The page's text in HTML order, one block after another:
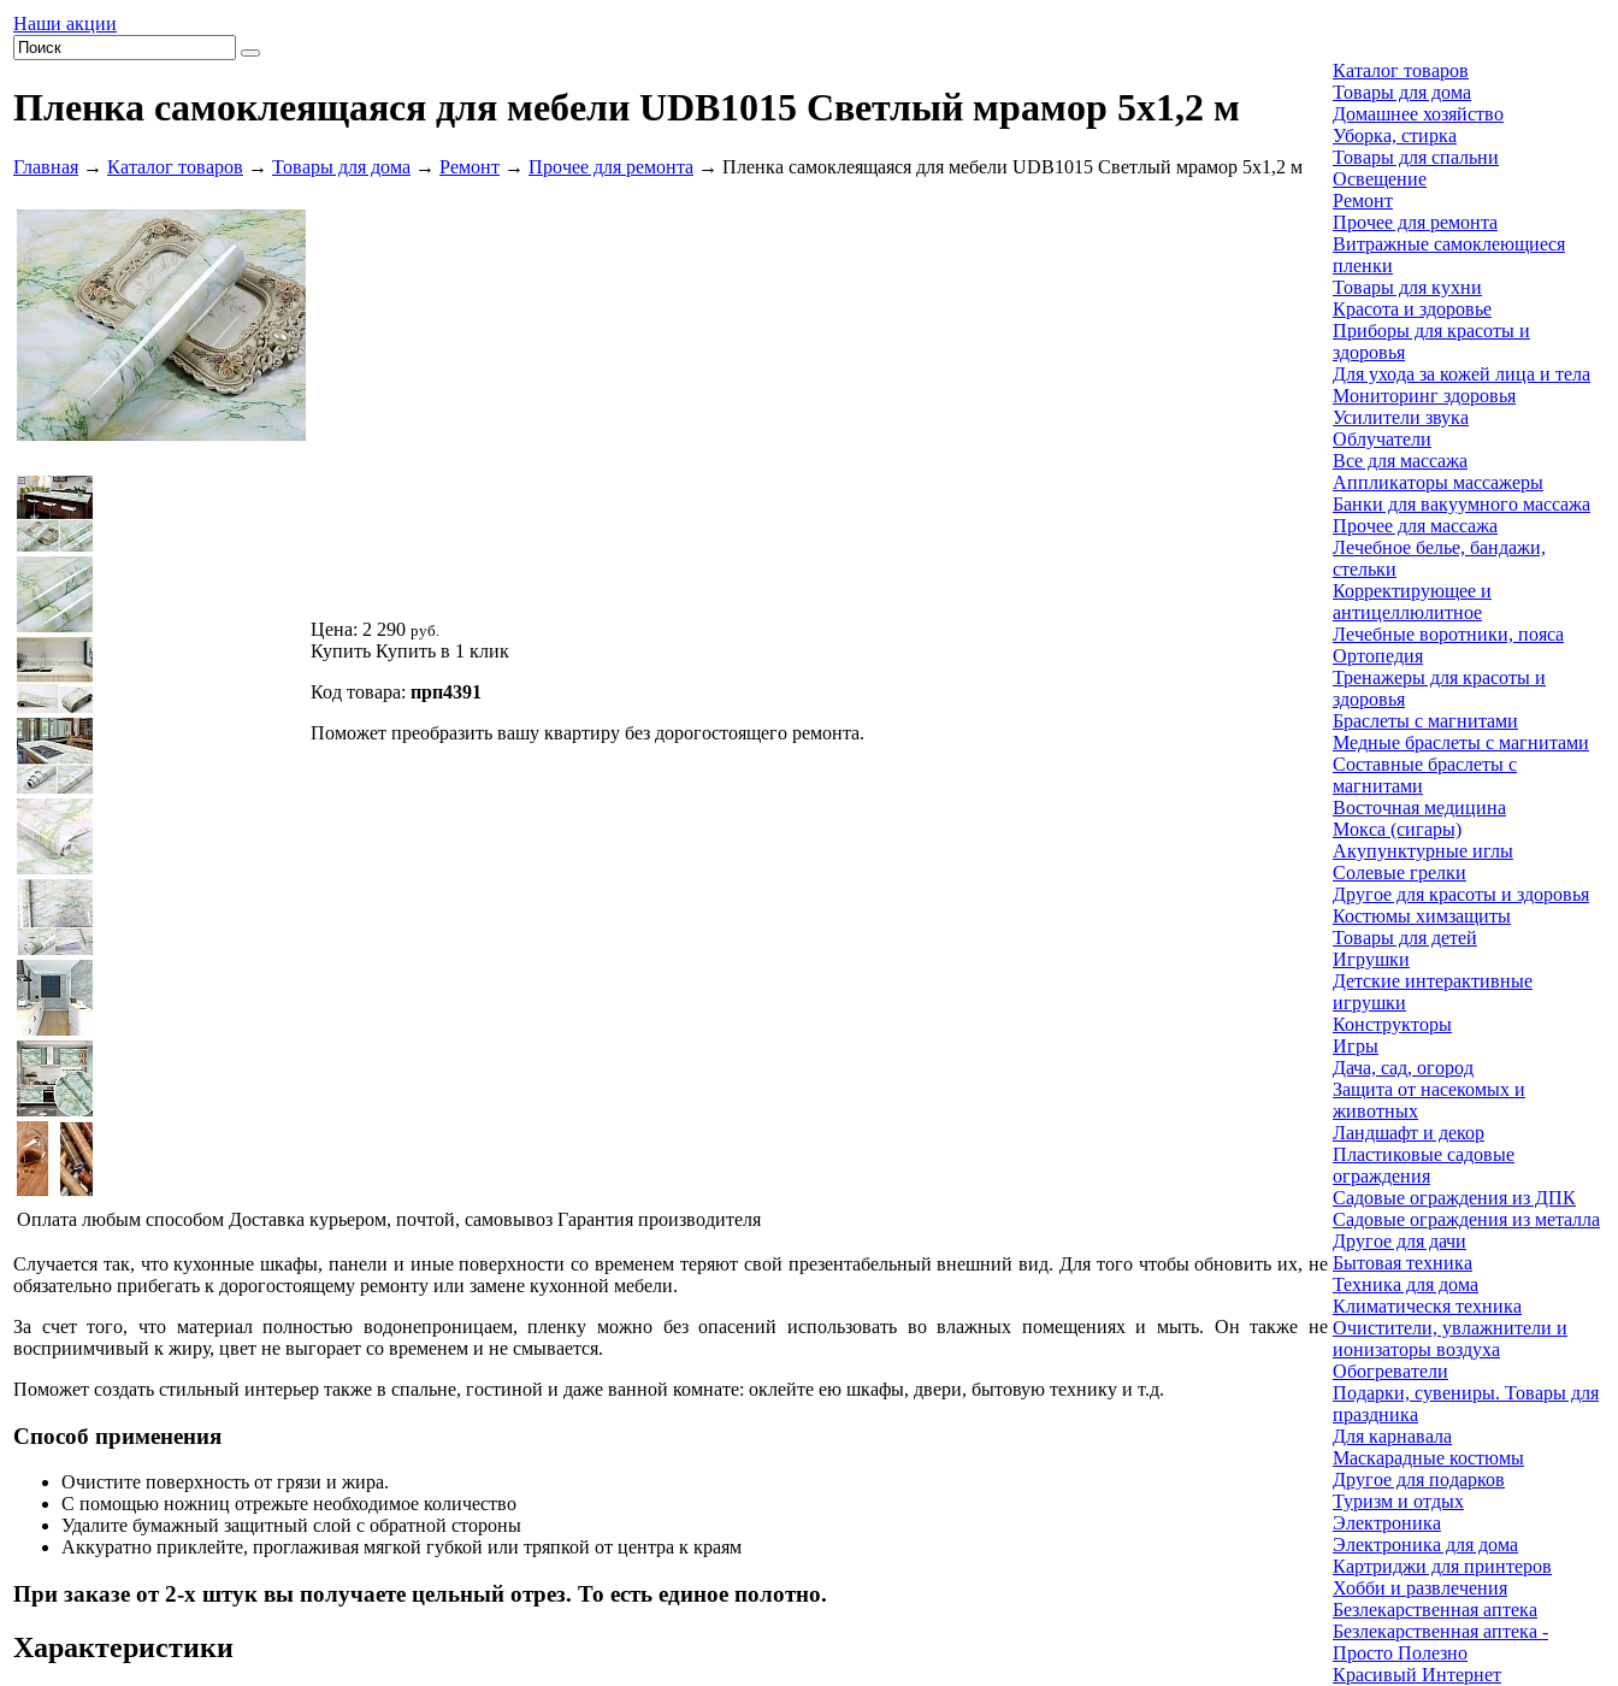
Наши акции
Пленка самоклеящаяся для мебели UDB1015 Светлый мрамор 5х1,2 м
Главная → Каталог товаров → Товары для дома → Ремонт → Прочее для ремонта → Пленка самоклеящаяся для мебели UDB1015 Светлый мрамор 5х1,2 м
Цена: 2 290 руб.
Купить Купить в 1 клик
Код товара: прп4391
Поможет преобразить вашу квартиру без дорогостоящего ремонта.
Оплата любым способом Доставка курьером, почтой, самовывоз Гарантия производителя
Случается так, что кухонные шкафы, панели и иные поверхности со временем теряют свой презентабельный внешний вид. Для того чтобы обновить их, не
обязательно прибегать к дорогостоящему ремонту или замене кухонной мебели.
За счет того, что материал полностью водонепроницаем, пленку можно без опасений использовать во влажных помещениях и мыть. Он также не
восприимчивый к жиру, цвет не выгорает со временем и не смывается.
Поможет создать стильный интерьер также в спальне, гостиной и даже ванной комнате: оклейте ею шкафы, двери, бытовую технику и т.д.
Способ применения
Очистите поверхность от грязи и жира.
С помощью ножниц отрежьте необходимое количество
Удалите бумажный защитный слой с обратной стороны
Аккуратно приклейте, проглаживая мягкой губкой или тряпкой от центра к краям
При заказе от 2-х штук вы получаете цельный отрез. То есть единое полотно.
Характеристики
Каталог товаров
Товары для дома
Домашнее хозяйство
Уборка, стирка
Товары для спальни
Освещение
Ремонт
Прочее для ремонта
Витражные самоклеющиеся
пленки
Товары для кухни
Красота и здоровье
Приборы для красоты и
здоровья
Для ухода за кожей лица и тела
Мониторинг здоровья
Усилители звука
Облучатели
Все для массажа
Аппликаторы массажеры
Банки для вакуумного массажа
Прочее для массажа
Лечебное белье, бандажи,
стельки
Корректирующее и
антицеллюлитное
Лечебные воротники, пояса
Ортопедия
Тренажеры для красоты и
здоровья
Браслеты с магнитами
Медные браслеты с магнитами
Составные браслеты с
магнитами
Восточная медицина
Мокса (сигары)
Акупунктурные иглы
Солевые грелки
Другое для красоты и здоровья
Костюмы химзащиты
Товары для детей
Игрушки
Детские интерактивные
игрушки
Конструкторы
Игры
Дача, сад, огород
Защита от насекомых и
животных
Ландшафт и декор
Пластиковые садовые
ограждения
Садовые ограждения из ДПК
Садовые ограждения из металла
Другое для дачи
Бытовая техника
Техника для дома
Климатическя техника
Очистители, увлажнители и
ионизаторы воздуха
Обогреватели
Подарки, сувениры. Товары для
праздника
Для карнавала
Маскарадные костюмы
Другое для подарков
Туризм и отдых
Электроника
Электроника для дома
Картриджи для принтеров
Хобби и развлечения
Безлекарственная аптека
Безлекарственная аптека -
Просто Полезно
Красивый Интернет